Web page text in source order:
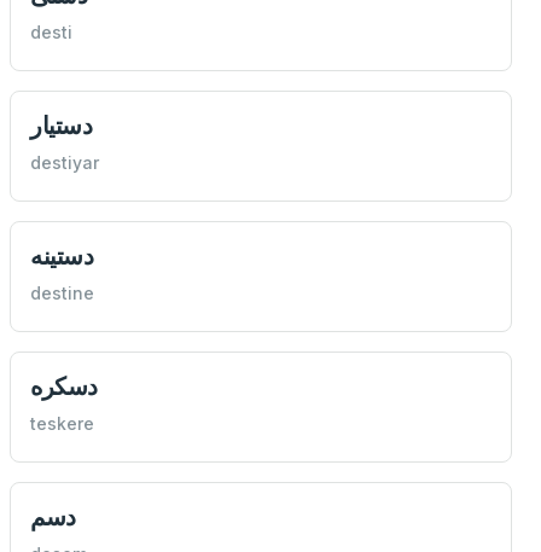
desti
دستيار
destiyar
دستينه
destine
دسكره
teskere
دسم